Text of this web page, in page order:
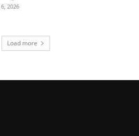
2026
Load more